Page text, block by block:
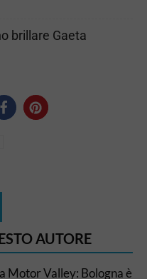
brillare Gaeta
AUTORE
Motor Valley: Bologna è